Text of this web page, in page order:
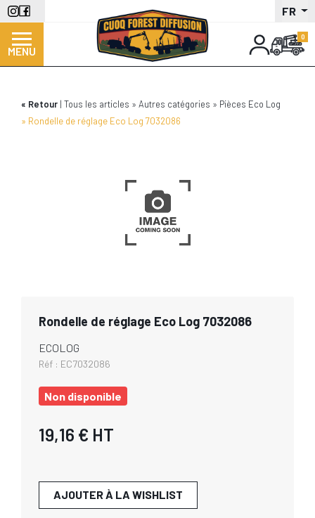
Aller
au
contenu
principal
FR
MENU
Retour Tous les articles Autres catégories
Pièces Eco Log
Rondelle de réglage Eco Log 7032086
Rondelle de réglage Eco Log 7032086
ECOLOG
Réf : EC7032086
Non disponible
19,16 € HT
AJOUTER À LA WISHLIST